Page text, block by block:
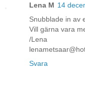
Lena M 14
Snubblade in av
Vill gärna vara
/Lena
Svara